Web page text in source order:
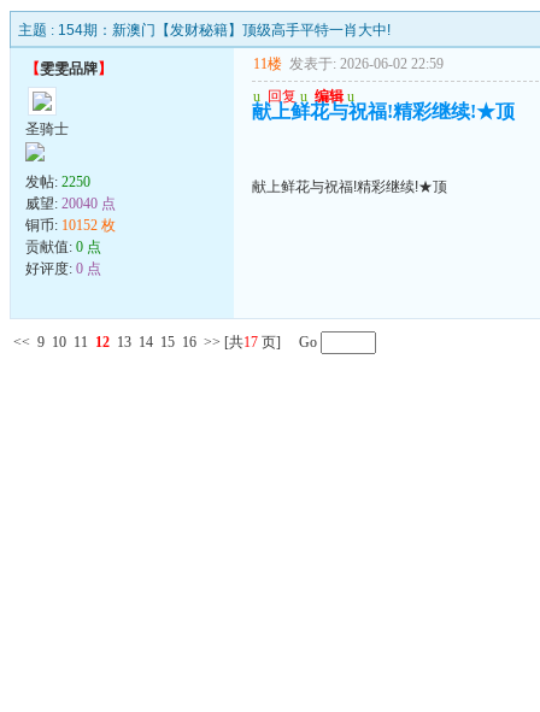
主题 : 154期：新澳门【发财秘籍】顶级高手平特一肖大中!
【雯雯品牌】
圣骑士
发帖: 2250
威望: 20040 点
铜币: 10152 枚
贡献值: 0 点
好评度: 0 点
11楼 发表于: 2026-06-02 22:59
u 回复 u 编辑 u
献上鲜花与祝福!精彩继续!★顶
献上鲜花与祝福!精彩继续!★顶
<< 9 10 11 12 13 14 15 16 >> [共17 页] Go